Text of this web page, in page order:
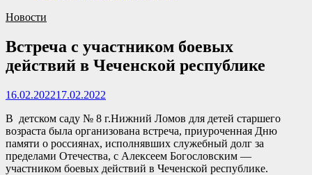
Новости
Встреча с участником боевых
действий в Чеченской республике
16.02.202217.02.2022
В детском саду № 8 г.Нижний Ломов для детей старшего
возраста была организована встреча, приуроченная Дню
памяти о россиянах, исполнявших служебный долг за
пределами Отечества, с Алексеем Богословским —
участником боевых действий в Чеченской республике.